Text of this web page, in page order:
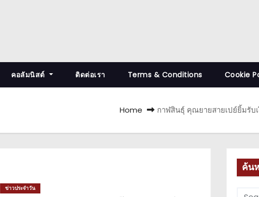
คอลัมนิสต์ ติดต่อเรา Terms & Conditions Cookie
Home กาฬสินธุ์ คุณยายสายเปย์ยิ้มรั
ข่าวประจำวัน
ค้น